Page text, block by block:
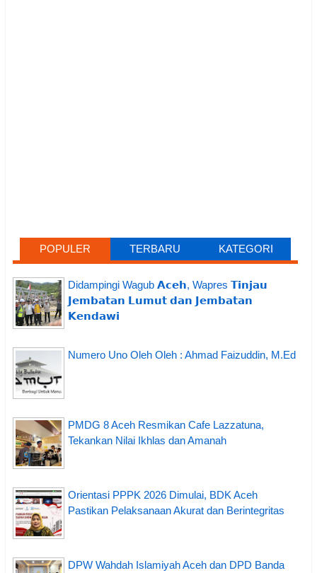
POPULER TERBARU KATEGORI
Didampingi Wagub 𝗔𝗰𝗲𝗵, Wapres 𝗧𝗶𝗻𝗷𝗮𝘂
𝗝𝗲𝗺𝗯𝗮𝘁𝗮𝗻 𝗟𝘂𝗺𝘂𝘁 𝗱𝗮𝗻 𝗝𝗲𝗺𝗯𝗮𝘁𝗮𝗻
𝗞𝗲𝗻𝗱𝗮𝘄𝗶
Numero Uno Oleh Oleh : Ahmad Faizuddin, M.Ed
PMDG 8 Aceh Resmikan Cafe Lazzatuna,
Tekankan Nilai Ikhlas dan Amanah
Orientasi PPPK 2026 Dimulai, BDK Aceh
Pastikan Pelaksanaan Akurat dan Berintegritas
DPW Wahdah Islamiyah Aceh dan DPD Banda